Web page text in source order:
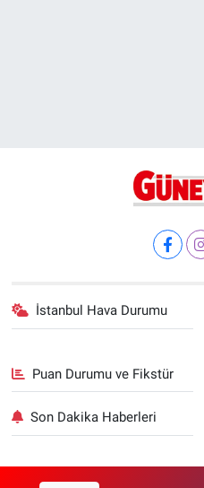
İstanbul Hava Durumu
Puan Durumu ve Fikstür
Son Dakika Haberleri